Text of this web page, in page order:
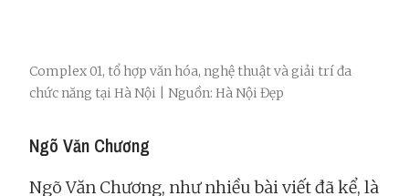
Complex 01, tổ hợp văn hóa, nghệ thuật và giải trí đa
chức năng tại Hà Nội | Nguồn: Hà Nội Đẹp
Ngõ Văn Chương
Ngõ Văn Chương, như nhiều bài viết đã kể, là